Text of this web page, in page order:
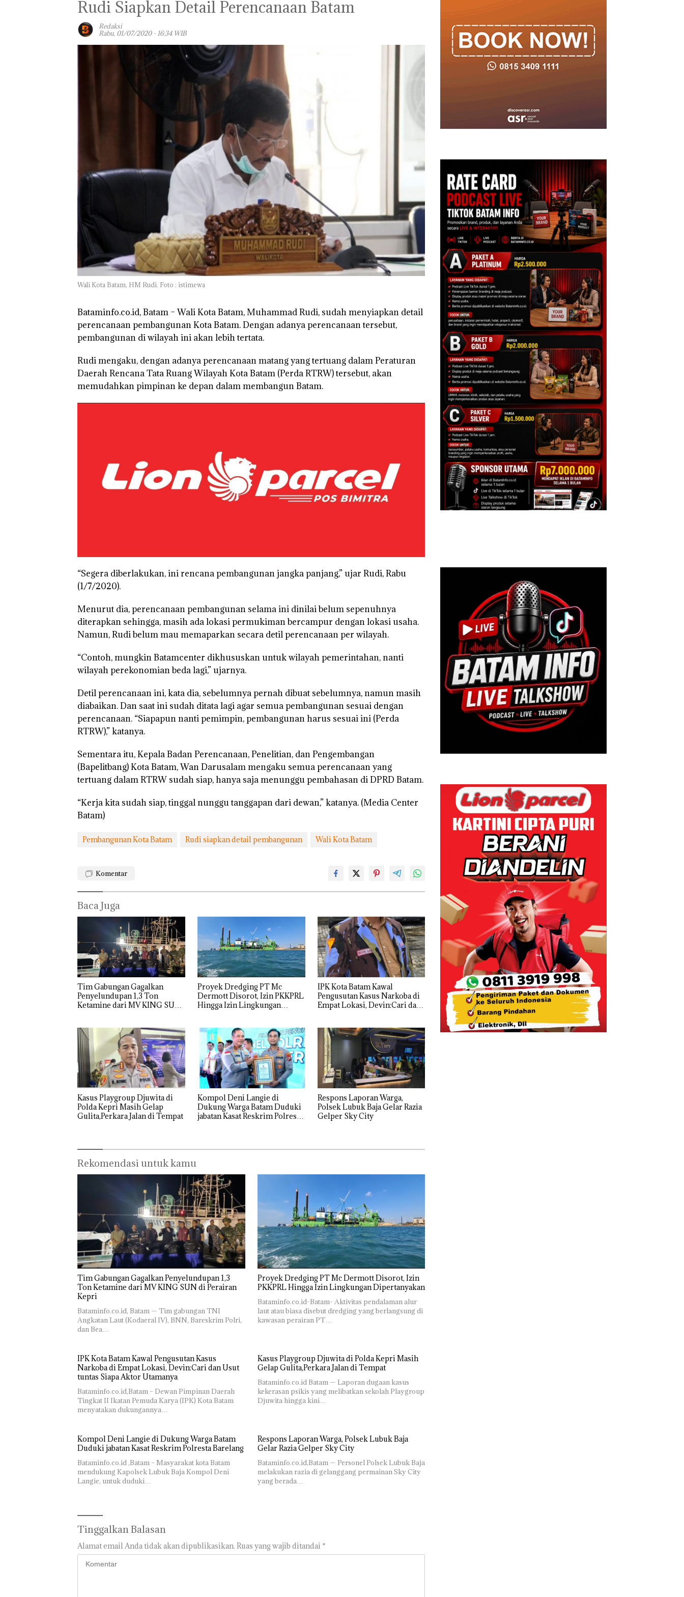
Rudi Siapkan Detail Perencanaan Batam
Redaksi
Rabu, 01/07/2020 - 16:34 WIB
Wali Kota Batam, HM Rudi. Foto : istimewa
Bataminfo.co.id, Batam –Wali Kota Batam, Muhammad Rudi, sudah menyiapkan detail
perencanaan pembangunan Kota Batam. Dengan adanya perencanaan tersebut,
pembangunan di wilayah ini akan lebih tertata.
Rudi mengaku, dengan adanya perencanaan matang yang tertuang dalam Peraturan
Daerah Rencana Tata Ruang Wilayah Kota Batam (Perda RTRW) tersebut, akan
memudahkan pimpinan ke depan dalam membangun Batam.
“Segera diberlakukan, ini rencana pembangunan jangka panjang,” ujar Rudi, Rabu
(1/7/2020).
Menurut dia, perencanaan pembangunan selama ini dinilai belum sepenuhnya
diterapkan sehingga, masih ada lokasi permukiman bercampur dengan lokasi usaha.
Namun, Rudi belum mau memaparkan secara detil perencanaan per wilayah.
“Contoh, mungkin Batamcenter dikhususkan untuk wilayah pemerintahan, nanti
wilayah perekonomian beda lagi,” ujarnya.
Detil perencanaan ini, kata dia, sebelumnya pernah dibuat sebelumnya, namun masih
diabaikan. Dan saat ini sudah ditata lagi agar semua pembangunan sesuai dengan
perencanaan. “Siapapun nanti pemimpin, pembangunan harus sesuai ini (Perda
RTRW),” katanya.
Sementara itu, Kepala Badan Perencanaan, Penelitian, dan Pengembangan
(Bapelitbang) Kota Batam, Wan Darusalam mengaku semua perencanaan yang
tertuang dalam RTRW sudah siap, hanya saja menunggu pembahasan di DPRD Batam.
“Kerja kita sudah siap, tinggal nunggu tanggapan dari dewan,” katanya. (Media Center
Batam)
Pembangunan Kota Batam Rudi siapkan detail pembangunan Wali Kota Batam
Komentar
Baca Juga
Tim Gabungan Gagalkan
Penyelundupan 1,3 Ton
Ketamine dari MV KING SUN
Proyek Dredging PT Mc
Dermott Disorot, Izin PKKPRL
Hingga Izin Lingkungan
IPK Kota Batam Kawal
Pengusutan Kasus Narkoba di
Empat Lokasi, Devin:Cari dan
Kasus Playgroup Djuwita di
Polda Kepri Masih Gelap
Gulita,Perkara Jalan di Tempat
Kompol Deni Langie di
Dukung Warga Batam Duduki
jabatan Kasat Reskrim Polresta
Respons Laporan Warga,
Polsek Lubuk Baja Gelar Razia
Gelper Sky City
Rekomendasi untuk kamu
Tim Gabungan Gagalkan Penyelundupan 1,3
Ton Ketamine dari MV KING SUN di Perairan
‎​Bataminfo.co.id, Batam — Tim gabungan TNI
Angkatan Laut (Kodaeral IV), BNN, Bareskrim Polri,
dan Bea…
Proyek Dredging PT Mc Dermott Disorot, Izin
PKKPRL Hingga Izin Lingkungan Dipertanyakan
Bataminfo.co.id-Batam- Aktivitas pendalaman alur
laut atau biasa disebut dredging yang berlangsung di
kawasan perairan PT…
IPK Kota Batam Kawal Pengusutan Kasus
Narkoba di Empat Lokasi, Devin:Cari dan Usut
tuntas Siapa Aktor Utamanya
Bataminfo.co.id,Batam – Dewan Pimpinan Daerah
Tingkat II Ikatan Pemuda Karya (IPK) Kota Batam
menyatakan dukungannya…
Kasus Playgroup Djuwita di Polda Kepri Masih
Gelap Gulita,Perkara Jalan di Tempat
Bataminfo.co.id Batam — Laporan dugaan kasus
kekerasan psikis yang melibatkan sekolah Playgroup
Djuwita hingga kini…
Kompol Deni Langie di Dukung Warga Batam
Duduki jabatan Kasat Reskrim Polresta Barelang
Bataminfo.co.id ,Batam – Masyarakat kota Batam
mendukung Kapolsek Lubuk Baja Kompol Deni
Langie, untuk duduki…
Respons Laporan Warga, Polsek Lubuk Baja
Gelar Razia Gelper Sky City
Bataminfo.co.id,Batam — Personel Polsek Lubuk Baja
melakukan razia di gelanggang permainan Sky City
yang berada…
Tinggalkan Balasan
Alamat email Anda tidak akan dipublikasikan. Ruas yang wajib ditandai *